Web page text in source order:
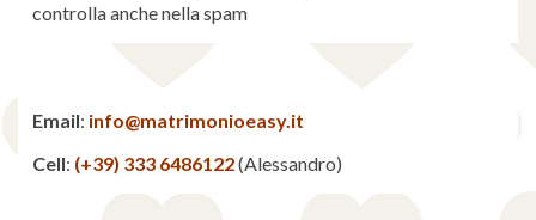
controlla anche nella spam
Email: info@matrimonioeasy.it
Cell: (+39) 333 6486122(Alessandro)